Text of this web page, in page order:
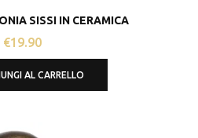
SISSI IN CERAMICA
€19.90
AL CARRELLO